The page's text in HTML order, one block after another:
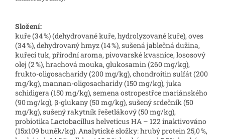
Složení:
kuře (34 %) (dehydrované kuře, hydrolyzované kuře), oves
(34 %), dehydrovaný hmyz (14 %), sušená jablečná dužina,
kuřecí tuk, přírodní aroma, pivovarské kvasnice, lososový
olej (2 %), hrachová mouka, glukosamin (260 mg/kg),
frukto-oligosacharidy (200 mg/kg), chondroitin sulfát (200
mg/kg), mannan-oligosacharidy (150 mg/kg), juka
schidigera (150 mg/kg), semena ostropestřce mariánského
(90 mg/kg), β-glukany (50 mg/kg), sušený srdečník (50
mg/kg), sušený rakytník řešetlákový (50 mg/kg),
probiotika Lactobacillus helveticus HA – 122 inaktivováno
(15x109 buněk/kg). Analytické složky: hrubý protein 25,0 %,